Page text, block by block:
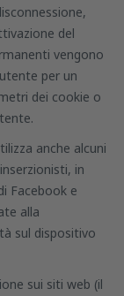
del
vengono
per un
dei cookie o
anche alcuni
in
Facebook e
alla
sul dispositivo
sui siti web (il